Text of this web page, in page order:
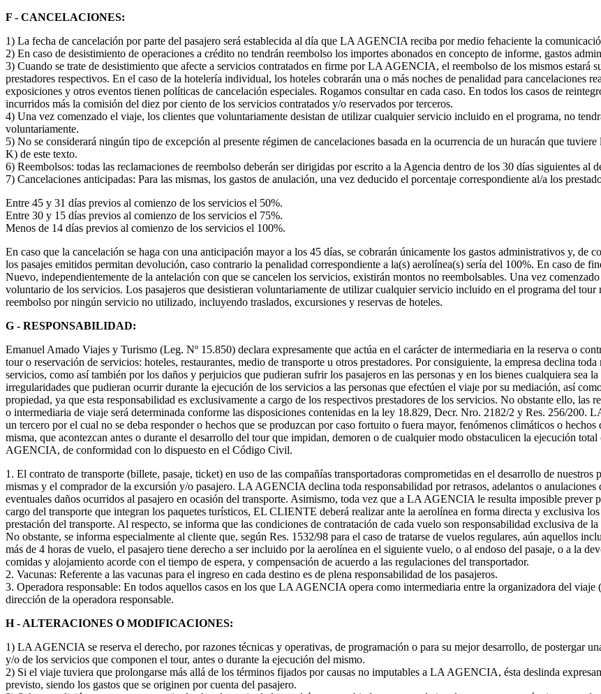
F - CANCELACIONES:
1) La fecha de cancelación por parte del pasajero será establecida al día que LA AGENCIA reciba por medio fehaciente la
2) En caso de desistimiento de operaciones a crédito no tendrán reembolso los importes abonados en concepto de informe, gastos
3) Cuando se trate de desistimiento que afecte a servicios contratados en firme por LA AGENCIA, el reembolso de los mismos estará
prestadores respectivos. En el caso de la hotelería individual, los hoteles cobrarán una o más noches de penalidad para cancelaciones
exposiciones y otros eventos tienen políticas de cancelación especiales. Rogamos consultar en cada caso. En todos los casos de
incurridos más la comisión del diez por ciento de los servicios contratados y/o reservados por terceros.
4) Una vez comenzado el viaje, los clientes que voluntariamente desistan de utilizar cualquier servicio incluido en el programa, no
voluntariamente.
5) No se considerará ningún tipo de excepción al presente régimen de cancelaciones basada en la ocurrencia de un huracán que
K) de este texto.
6) Reembolsos: todas las reclamaciones de reembolso deberán ser dirigidas por escrito a la Agencia dentro de los 30 días siguientes al
7) Cancelaciones anticipadas: Para las mismas, los gastos de anulación, una vez deducido el porcentaje correspondiente al/a los
Entre 45 y 31 días previos al comienzo de los servicios el 50%.
Entre 30 y 15 días previos al comienzo de los servicios el 75%.
Menos de 14 días previos al comienzo de los servicios el 100%.
En caso que la cancelación se haga con una anticipación mayor a los 45 días, se cobrarán únicamente los gastos administrativos y, de
los pasajes emitidos permitan devolución, caso contrario la penalidad correspondiente a la(s) aerolínea(s) sería del 100%. En caso de
Nuevo, independientemente de la antelación con que se cancelen los servicios, existirán montos no reembolsables. Una vez
voluntario de los servicios. Los pasajeros que desistieran voluntariamente de utilizar cualquier servicio incluido en el programa del
reembolso por ningún servicio no utilizado, incluyendo traslados, excursiones y reservas de hoteles.
G - RESPONSABILIDAD:
Emanuel Amado Viajes y Turismo (Leg. Nº 15.850) declara expresamente que actúa en el carácter de intermediaria en la reserva o
tour o reservación de servicios: hoteles, restaurantes, medio de transporte u otros prestadores. Por consiguiente, la empresa declina
servicios, como así también por los daños y perjuicios que pudieran sufrir los pasajeros en las personas y en los bienes cualquiera sea
irregularidades que pudieran ocurrir durante la ejecución de los servicios a las personas que efectúen el viaje por su mediación, así
propiedad, ya que esta responsabilidad es exclusivamente a cargo de los respectivos prestadores de los servicios. No obstante ello,
o intermediaria de viaje será determinada conforme las disposiciones contenidas en la ley 18.829, Decr. Nro. 2182/2 y Res. 256/
un tercero por el cual no se deba responder o hechos que se produzcan por caso fortuito o fuera mayor, fenómenos climáticos o
misma, que acontezcan antes o durante el desarrollo del tour que impidan, demoren o de cualquier modo obstaculicen la ejecución
AGENCIA, de conformidad con lo dispuesto en el Código Civil.
1. El contrato de transporte (billete, pasaje, ticket) en uso de las compañías transportadoras comprometidas en el desarrollo de
mismas y el comprador de la excursión y/o pasajero. LA AGENCIA declina toda responsabilidad por retrasos, adelantos o anulaciones
eventuales daños ocurridos al pasajero en ocasión del transporte. Asimismo, toda vez que a LA AGENCIA le resulta imposible prever
cargo del transporte que integran los paquetes turísticos, EL CLIENTE deberá realizar ante la aerolínea en forma directa y exclusiva
prestación del transporte. Al respecto, se informa que las condiciones de contratación de cada vuelo son responsabilidad exclusiva de
No obstante, se informa especialmente al cliente que, según Res. 1532/98 para el caso de tratarse de vuelos regulares, aún aquellos
más de 4 horas de vuelo, el pasajero tiene derecho a ser incluido por la aerolínea en el siguiente vuelo, o al endoso del pasaje, o a la
comidas y alojamiento acorde con el tiempo de espera, y compensación de acuerdo a las regulaciones del transportador.
2. Vacunas: Referente a las vacunas para el ingreso en cada destino es de plena responsabilidad de los pasajeros.
3. Operadora responsable: En todos aquellos casos en los que LA AGENCIA opera como intermediaria entre la organizadora del
dirección de la operadora responsable.
H - ALTERACIONES O MODIFICACIONES:
1) LA AGENCIA se reserva el derecho, por razones técnicas y operativas, de programación o para su mejor desarrollo, de postergar
y/o de los servicios que componen el tour, antes o durante la ejecución del mismo.
2) Si el viaje tuviera que prolongarse más allá de los términos fijados por causas no imputables a LA AGENCIA, ésta deslinda
previsto, siendo los gastos que se originen por cuenta del pasajero.